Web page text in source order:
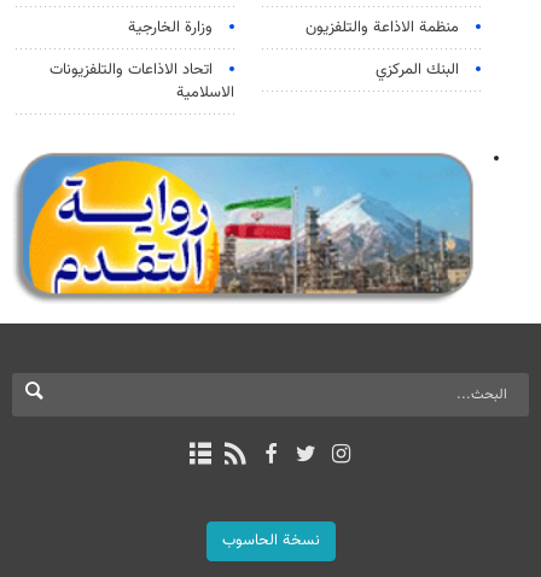
منظمة الاذاعة والتلفزیون
وزارة الخارجية
البنك المركزي
اتحاد الاذاعات والتلفزيونات
الاسلامية
نسخة الحاسوب